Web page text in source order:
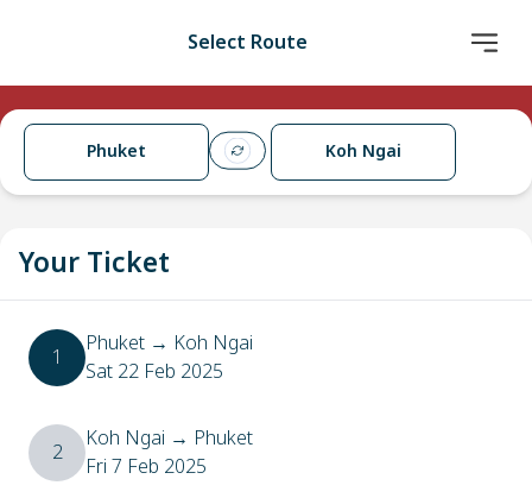
Select Route
Phuket Koh Ngai
Your Ticket
1 Phuket → Koh Ngai
Sat 22 Feb 2025
2 Koh Ngai → Phuket
Fri 7 Feb 2025